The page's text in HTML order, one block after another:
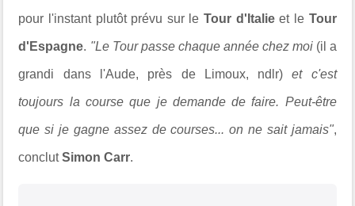
pour l'instant plutôt prévu sur leTour d'Italieet le Tour
d'Espagne. "Le Tour passe chaque année chez moi(il a
grandi dans l'Aude, près de Limoux, ndlr)et c'est
toujours la course que je demande de faire. Peut-être
que si je gagne assez de courses... on ne sait jamais",
conclutSimon Carr.